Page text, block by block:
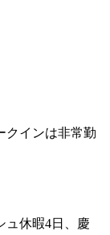
クインは非常勤
ュ休暇4日、慶